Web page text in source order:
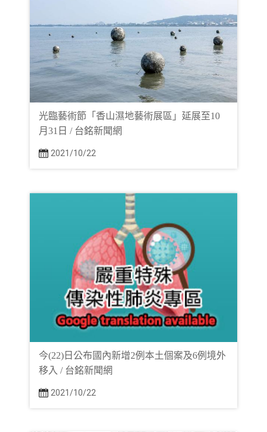
光臨藝術節「香山濕地藝術展區」延展至10
月31日 / 台銘新聞網
2021/10/22
今(22)日公布國內新增2例本土個案及6例境外
移入 / 台銘新聞網
2021/10/22